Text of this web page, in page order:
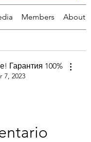
Members About
Гарантия 100%
7, 2023